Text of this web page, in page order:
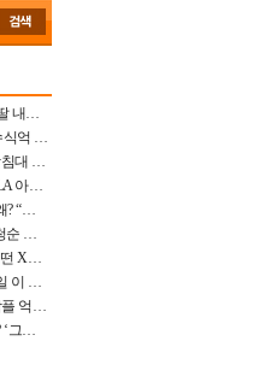
배우 최일순, 이혼 후 20년 산속 생활 “딸 내가 버렸다고 원망‥맘 아파”(특종)[어제TV]
‘혼외자→유부남’ 정우성 근황 포착, 수식억 해킹 피해 후배 만났다 “존경하는”
집 공개 유재석, 결혼사진 라면 냄비 받침대 되고 분노‥가족사진도 피해(놀뭐)[어제TV]
백윤식 손녀+정시아 딸 첫 유화 공개, LA 아트쇼→서울국제조각페스타 작가다운 수준급 실력
유혜리, 배우 이근희과 1년 반만 이혼 왜? “식칼 꽂고 의자 던져” 충격 폭로(특종)[어제TV]
임지연, 그림 같은 발리 배경? 뼈말라 청순 비키니 핏에 상대 안 되네
김성수, ♥박소윤 집 이불 폐기 처분 “어떤 X이랑 썼을지 몰라” 질투(신랑수업2)[어제TV]
44kg 송가인 “비가 오나 눈이 오나” 매일 이 운동, 허벅지 근육량 상승+체지방 감소
“연예인 걱정 NO” 김승현, 가난팔이 악플 억울할만‥아내+딸과 日 여행
재혼 강성연 ♥2살 연하 의사남편 누구? ‘그알’ 자문의에 훈남 비주얼 초엘리트 스펙 [종합]